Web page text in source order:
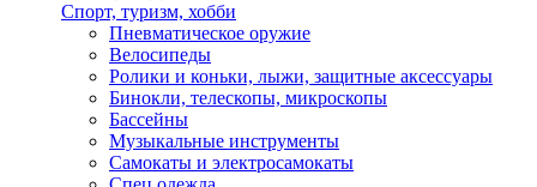
Спорт, туризм, хобби
Пневматическое оружие
Велосипеды
Ролики и коньки, лыжи, защитные аксессуары
Бинокли, телескопы, микроскопы
Бассейны
Музыкальные инструменты
Самокаты и электросамокаты